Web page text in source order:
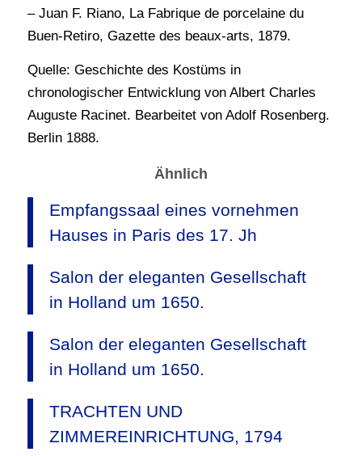
– Juan F. Riano, La Fabrique de porcelaine du
Buen-Retiro, Gazette des beaux-arts, 1879.
Quelle: Geschichte des Kostüms in
chronologischer Entwicklung von Albert Charles
Auguste Racinet. Bearbeitet von Adolf Rosenberg.
Berlin 1888.
Ähnlich
Empfangssaal eines vornehmen
Hauses in Paris des 17. Jh
Salon der eleganten Gesellschaft
in Holland um 1650.
Salon der eleganten Gesellschaft
in Holland um 1650.
TRACHTEN UND
ZIMMEREINRICHTUNG, 1794